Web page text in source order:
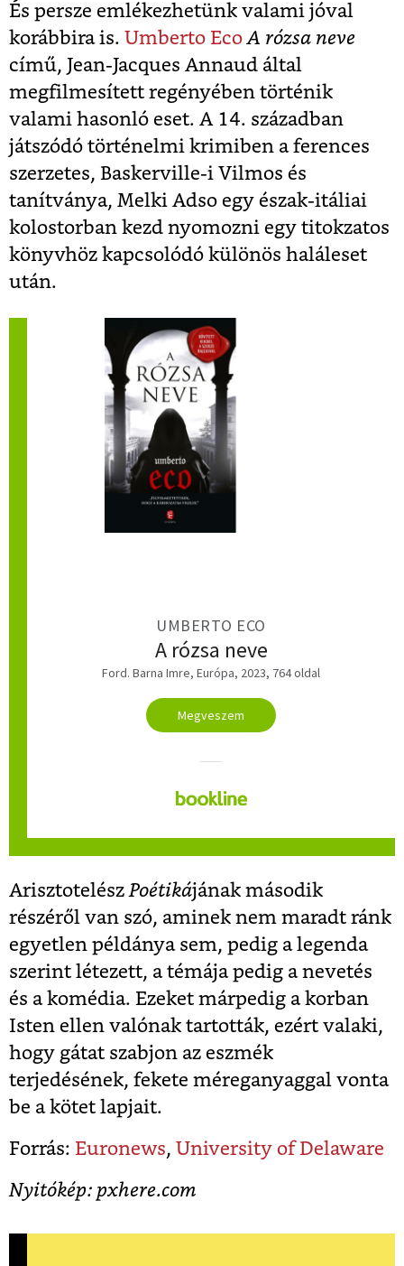
És persze emlékezhetünk valami jóval
korábbira is. Umberto Eco A rózsa neve
című, Jean-Jacques Annaud által
megfilmesített regényében történik
valami hasonló eset. A 14. században
játszódó történelmi krimiben a ferences
szerzetes, Baskerville-i Vilmos és
tanítványa, Melki Adso egy észak-itáliai
kolostorban kezd nyomozni egy titokzatos
könyvhöz kapcsolódó különös haláleset
után.
UMBERTO ECO
A rózsa neve
Ford. Barna Imre, Európa, 2023, 764 oldal
Megveszem
Arisztotelész Poétikájának második
részéről van szó, aminek nem maradt ránk
egyetlen példánya sem, pedig a legenda
szerint létezett, a témája pedig a nevetés
és a komédia. Ezeket márpedig a korban
Isten ellen valónak tartották, ezért valaki,
hogy gátat szabjon az eszmék
terjedésének, fekete méreganyaggal vonta
be a kötet lapjait.
Forrás: Euronews, University of Delaware
Nyitókép: pxhere.com